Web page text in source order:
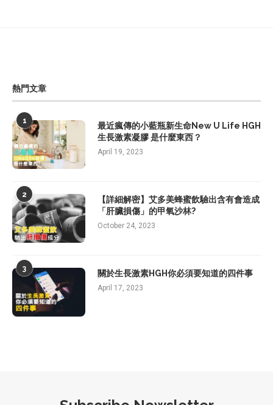
熱門文章
1
最近瘋傳的小藍瓶新生命New U Life HGH
生長激素凝膠 是什麼東西？
April 19, 2023
2
【詳細解密】艾多美蜂蜜飲驗出含有會造成
「肝臟損傷」的甲氧沙林?
October 24, 2023
3 關於生長激素HGH你必須要知道的四件事
April 17, 2023